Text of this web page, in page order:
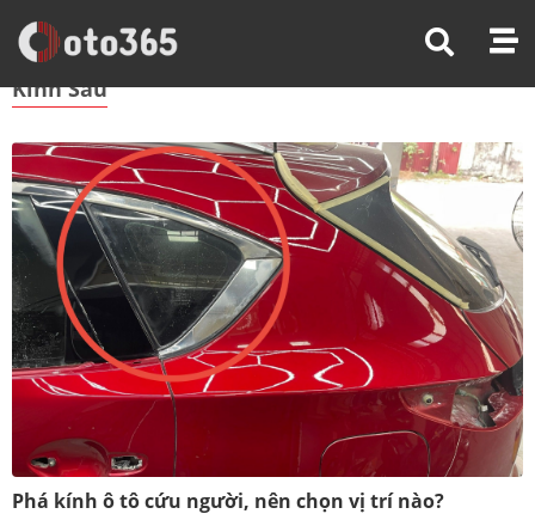
Trang Chủ Kính Sau
Kính Sau
Phá kính ô tô cứu người, nên chọn vị trí nào?